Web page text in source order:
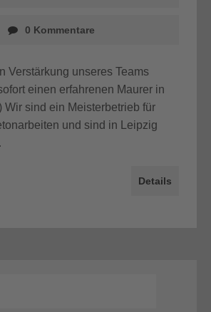
0 Kommentare
Verstärkung unseres Teams
einen erfahrenen Maurer in
Wir sind ein Meisterbetrieb für
und sind in Leipzig
Details